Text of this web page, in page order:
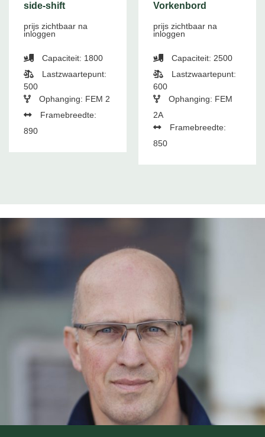
side-shift
prijs zichtbaar na
inloggen
Capaciteit: 1800
Lastzwaartepunt:
500
Ophanging: FEM 2
Framebreedte:
890
Vorkenbord
prijs zichtbaar na
inloggen
Capaciteit: 2500
Lastzwaartepunt:
600
Ophanging: FEM
2A
Framebreedte:
850